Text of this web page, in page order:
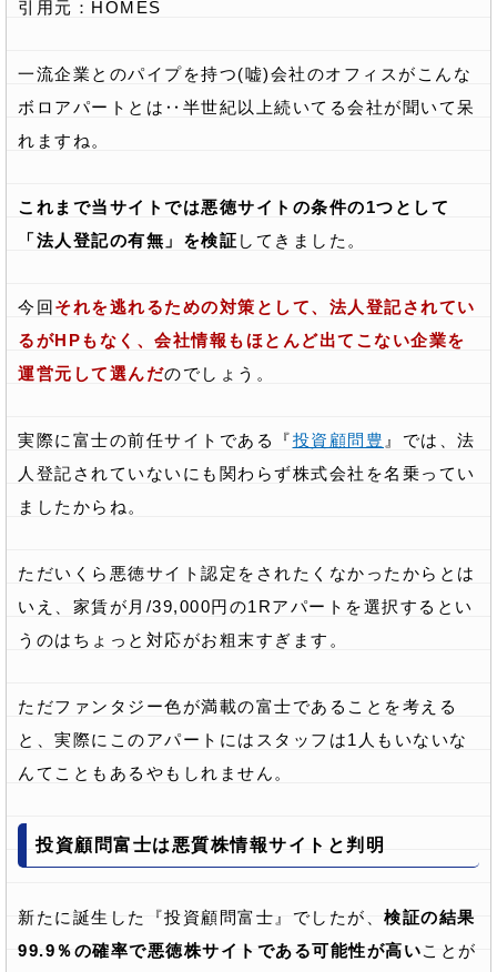
引用元： HOMES
一流企業とのパイプを持つ(嘘)会社のオフィスがこんな
ボロアパートとは‥半世紀以上続いてる会社が聞いて呆
れますね。
これまで当サイトでは悪徳サイトの条件の1つとして
「法人登記の有無」を検証 してきました。
今回それを逃れるための対策として、法人登記されてい
るがHPもなく、会社情報もほとんど出てこない企業を
運営元して選んだのでしょう。
実際に富士の前任サイトである『投資顧問豊 』では、法
人登記されていないにも関わらず株式会社を名乗ってい
ましたからね。
ただいくら悪徳サイト認定をされたくなかったからとは
いえ、家賃が月/39,000円の1Rアパートを選択するとい
うのはちょっと対応がお粗末すぎます。
ただファンタジー色が満載の富士であることを考える
と、実際にこのアパートにはスタッフは1人もいないな
んてこともあるやもしれません。
投資顧問富士は悪質株情報サイトと判明
新たに誕生した『投資顧問富士』でしたが、 検証の結果
99.9％の確率で悪徳株サイトである可能性が高いことが